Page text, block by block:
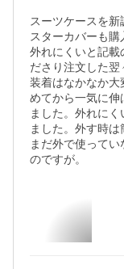
スーツケースを
スターカバーも購
外れにくいと記載
ださり注文した翌
装着はなかなか大
めてから一気に伸
ました。外れに
ました。外す時は
まだ外で使って
のですが。